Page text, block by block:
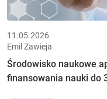
11.05.2026
Emil Zawieja
Środowisko naukowe
finansowania nauki do